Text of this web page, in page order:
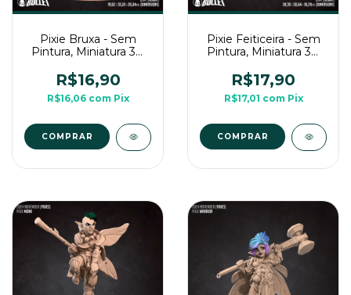
Pixie Bruxa - Sem
Pintura, Miniatura 3D
Mesa
R$16,90
R$16,06 com Pix
COMPRAR
Pixie Feiticeira - Sem
Pintura, Miniatura 3D
Mesa
R$17,90
R$17,01 com Pix
COMPRAR